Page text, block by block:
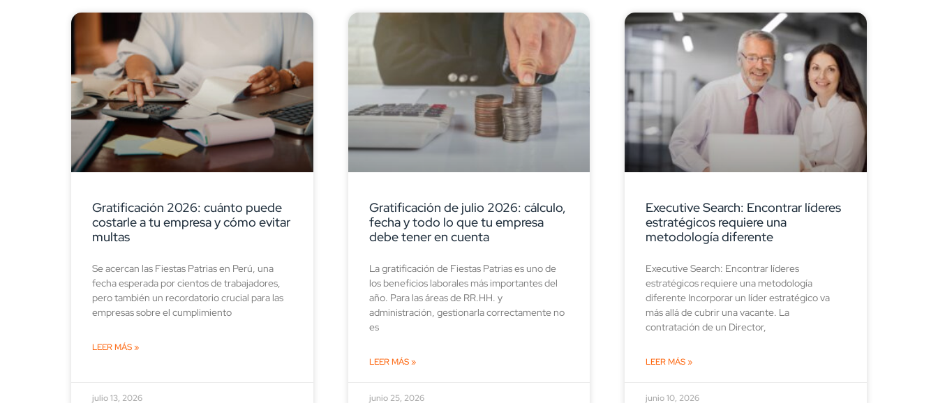
Gratificación 2026: cuánto puede
costarle a tu empresa y cómo evitar
multas
Se acercan las Fiestas Patrias en Perú, una
fecha esperada por cientos de trabajadores,
pero también un recordatorio crucial para las
empresas sobre el cumplimiento
LEER MÁS »
julio 13, 2026
Gratificación de julio 2026: cálculo,
fecha y todo lo que tu empresa
debe tener en cuenta
La gratificación de Fiestas Patrias es uno de
los beneficios laborales más importantes del
año. Para las áreas de RR.HH. y
administración, gestionarla correctamente no
es
LEER MÁS »
junio 25, 2026
Executive Search: Encontrar líderes
estratégicos requiere una
metodología diferente
Executive Search: Encontrar líderes
estratégicos requiere una metodología
diferente Incorporar un líder estratégico va
más allá de cubrir una vacante. La
contratación de un Director,
LEER MÁS »
junio 10, 2026